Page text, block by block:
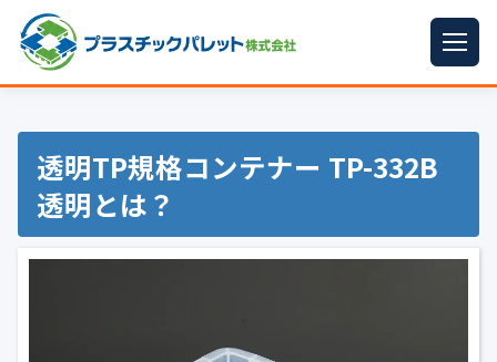
パレットサイズ
プラパレット
コンテナ ▼
透明TP規格コンテナー TP-332B
透明とは？